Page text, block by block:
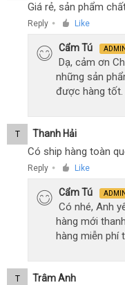
Giá rẻ, sản phẩm
Reply ● Like
Cẩm Tú ADMIN
Dạ, cảm ơn
những sản
được hàng tốt.
T Thanh Hải
Có ship hàng toàn
Reply ● Like
Cẩm Tú ADMIN
Có nhé, Anh
hàng mới
hàng miễn phí
T Trâm Anh